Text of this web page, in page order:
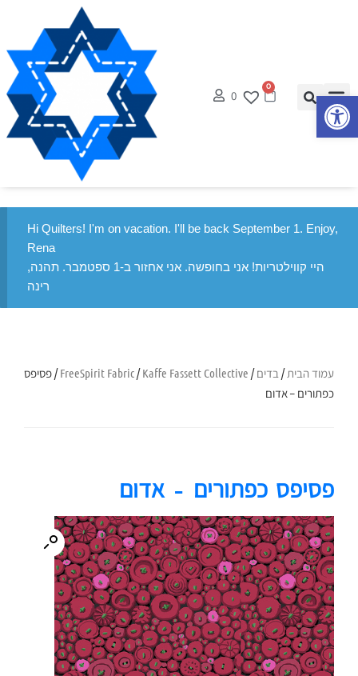
פתח סרגל נגישות
0
0
Hi Quilters! I'm on vacation. I'll be back September 1. Enjoy,
Rena
היי קווילטריות! אני בחופשה. אני אחזור ב-1 ספטמבר. תהנה,
רינה
עמוד הבית/ בדים/
FreeSpirit Fabric/Kaffe Fassett Collective
/ פסיפס
כפתורים – אדום
פסיפס כפתורים – אדום